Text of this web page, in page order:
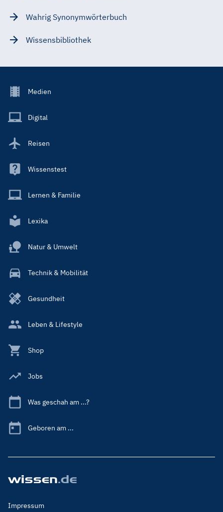
Wahrig Synonymwörterbuch
Wissensbibliothek
Footer
Main
Medien
Digital
Reisen
Wissenstest
Lernen & Familie
Lexika
Natur & Umwelt
Technik & Mobilität
Gesundheit
Leben & Lifestyle
Shop
Jobs
Was geschah am ...?
Geboren am ...
Footer
Impressum